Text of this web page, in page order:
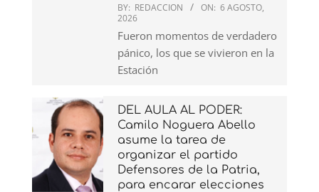
BY: REDACCION ON: 6 AGOSTO,
2026
Fueron momentos de verdadero
pánico, los que se vivieron en la
Estación
DEL AULA AL PODER:
Camilo Noguera Abello
asume la tarea de
organizar el partido
Defensores de la Patria,
para encarar elecciones